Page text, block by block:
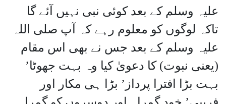
علیہ وسلم کے بعد کوئی نبی نہیں آئے گا
تاکہ لوگوں کو معلوم رہے کہ آپ صلی اللہ
علیہ وسلم کے بعد جس نے بھی اس مقام
(یعنی نبوت) کا دعویٰ کیا وہ بہت جھوٹا’
بہت بڑا افترا پرداز’ بڑا ہی مکار اور